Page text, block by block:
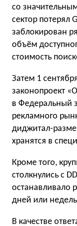
со
сектор потерял
заблокирован
объём
стоимость
Затем 1
законопроект
в Федеральный
рекламного
диджитал-
хранятся в
Кроме того,
столкнулись с
останавливало
дней или
В качестве